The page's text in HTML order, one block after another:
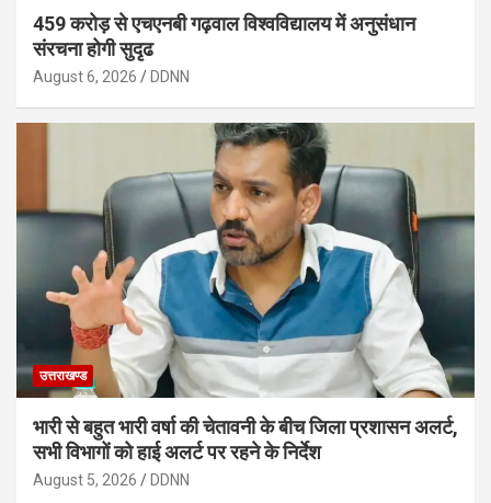
459 करोड़ से एचएनबी गढ़वाल विश्वविद्यालय में अनुसंधान
संरचना होगी सुदृढ
August 6, 2026 DDNN
उत्तराखण्ड
भारी से बहुत भारी वर्षा की चेतावनी के बीच जिला प्रशासन अलर्ट,
सभी विभागों को हाई अलर्ट पर रहने के निर्देश
August 5, 2026 DDNN